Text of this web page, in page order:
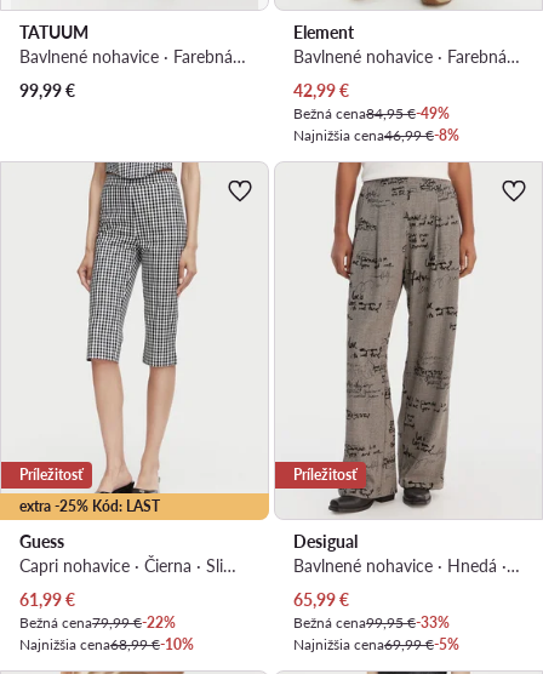
TATUUM
Bavlnené nohavice · Farebná · Regular fit
99,99€
Element
Bavlnené nohavice · Farebná · Regular fit
Aktuálna cena
42,99€
Bežná cena84,95 €-49%
Najnižšia cena46,99 €-8%
extra -25% Kód: LAST
Príležitosť
Guess
Capri nohavice · Čierna · Slim fit
Aktuálna cena
61,99€
Bežná cena79,99 €-22%
Najnižšia cena68,99 €-10%
Príležitosť
Desigual
Bavlnené nohavice · Hnedá · Regular fit
Aktuálna cena
65,99€
Bežná cena99,95 €-33%
Najnižšia cena69,99 €-5%